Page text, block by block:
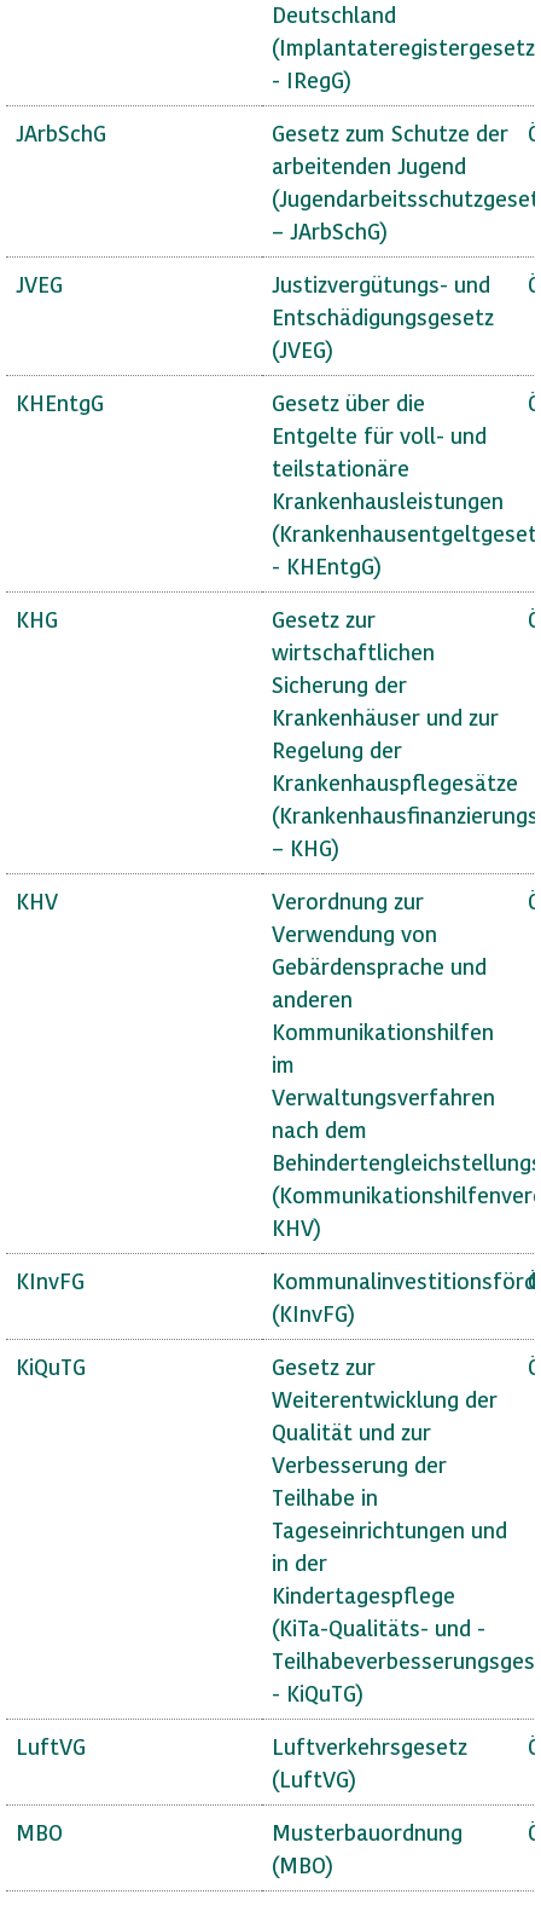
Deutschland
(Implantateregistergesetz
- IRegG)
JArbSchG
Gesetz zum Schutze der
arbeitenden Jugend
– JArbSchG)
JVEG
Justizvergütungs- und
Entschädigungsgesetz
(JVEG)
KHEntgG
Gesetz über die
Entgelte für voll- und
teilstationäre
Krankenhausleistungen
- KHEntgG)
KHG
Gesetz zur
wirtschaftlichen
Sicherung der
Krankenhäuser und zur
Regelung der
Krankenhauspflegesätze
– KHG)
KHV
Verordnung zur
Verwendung von
Gebärdensprache und
anderen
Kommunikationshilfen
im
Verwaltungsverfahren
nach dem
KHV)
KInvFG
(KInvFG)
KiQuTG
Gesetz zur
Weiterentwicklung der
Qualität und zur
Verbesserung der
Teilhabe in
Tageseinrichtungen und
in der
Kindertagespflege
(KiTa-Qualitäts- und -
- KiQuTG)
LuftVG
Luftverkehrsgesetz
(LuftVG)
MBO
Musterbauordnung
(MBO)